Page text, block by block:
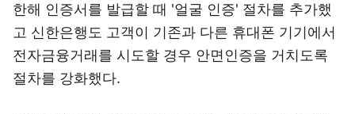
한해 인증서를 발급할 때 '얼굴 인증' 절차를 추가했
고 신한은행도 고객이 기존과 다른 휴대폰 기기에서
전자금융거래를 시도할 경우 안면인증을 거치도록
절차를 강화했다.